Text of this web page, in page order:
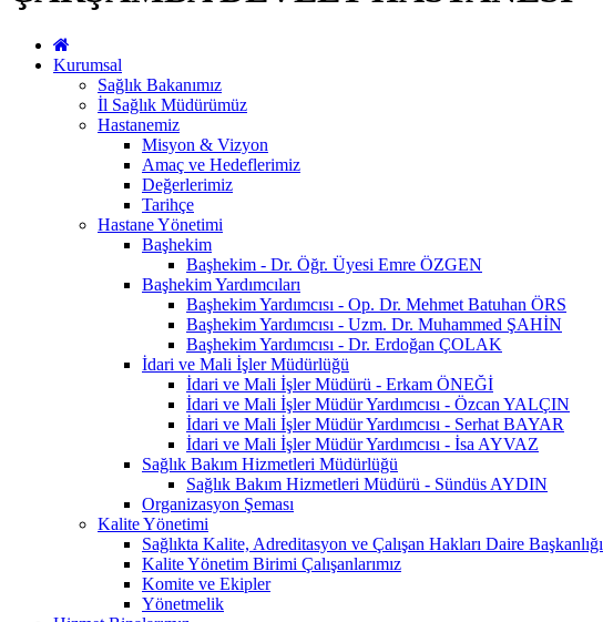
Kurumsal
Sağlık Bakanımız
İl Sağlık Müdürümüz
Hastanemiz
Misyon & Vizyon
Amaç ve Hedeflerimiz
Değerlerimiz
Tarihçe
Hastane Yönetimi
Başhekim
Başhekim - Dr. Öğr. Üyesi Emre ÖZGEN
Başhekim Yardımcıları
Başhekim Yardımcısı - Op. Dr. Mehmet Batuhan ÖRS
Başhekim Yardımcısı - Uzm. Dr. Muhammed ŞAHİN
Başhekim Yardımcısı - Dr. Erdoğan ÇOLAK
İdari ve Mali İşler Müdürlüğü
İdari ve Mali İşler Müdürü - Erkam ÖNEĞİ
İdari ve Mali İşler Müdür Yardımcısı - Özcan YALÇIN
İdari ve Mali İşler Müdür Yardımcısı - Serhat BAYAR
İdari ve Mali İşler Müdür Yardımcısı - İsa AYVAZ
Sağlık Bakım Hizmetleri Müdürlüğü
Sağlık Bakım Hizmetleri Müdürü - Sündüs AYDIN
Organizasyon Şeması
Kalite Yönetimi
Sağlıkta Kalite, Adreditasyon ve Çalışan Hakları Daire Başkanlığı
Kalite Yönetim Birimi Çalışanlarımız
Komite ve Ekipler
Yönetmelik